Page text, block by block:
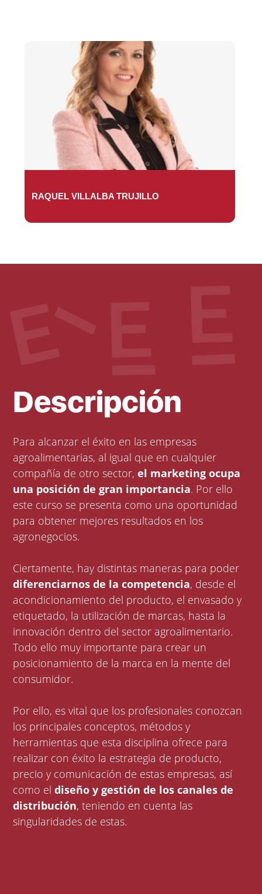
RAQUEL VILLALBA TRUJILLO
Descripción
Para alcanzar el éxito en las empresas
agroalimentarias, al igual que en cualquier
compañía de otro sector,el marketing ocupa
una posición de gran importancia. Por ello
este curso se presenta como una oportunidad
para obtener mejores resultados en los
agronegocios.
Ciertamente, hay distintas maneras para poder
diferenciarnos de la competencia, desde el
acondicionamiento del producto, el envasado y
etiquetado, la utilización de marcas, hasta la
innovación dentro del sector agroalimentario.
Todo ello muy importante para crear un
posicionamiento de la marca en la mente del
consumidor.
Por ello, es vital que los profesionales conozcan
los principales conceptos, métodos y
herramientas que esta disciplina ofrece para
realizar con éxito la estrategia de producto,
precio y comunicación de estas empresas, así
como eldiseño y gestión de los canales de
distribución, teniendo en cuenta las
singularidades de estas.